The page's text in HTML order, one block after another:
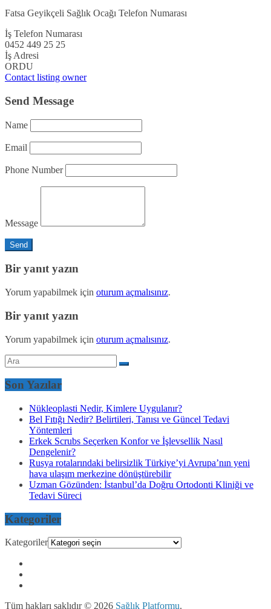
Fatsa Geyikçeli Sağlık Ocağı Telefon Numarası
İş Telefon Numarası
0452 449 25 25
İş Adresi
ORDU
Contact listing owner
Send Message
Name
Email
Phone Number
Message
Bir yanıt yazın
Yorum yapabilmek için oturum açmalısınız.
Bir yanıt yazın
Yorum yapabilmek için oturum açmalısınız.
Son Yazılar
Nükleoplasti Nedir, Kimlere Uygulanır?
Bel Fıtığı Nedir? Belirtileri, Tanısı ve Güncel Tedavi
Yöntemleri
Erkek Scrubs Seçerken Konfor ve İşlevsellik Nasıl
Dengelenir?
Rusya rotalarındaki belirsizlik Türkiye’yi Avrupa’nın yeni
hava ulaşım merkezine dönüştürebilir
Uzman Gözünden: İstanbul’da Doğru Ortodonti Kliniği ve
Tedavi Süreci
Kategoriler
Kategoriler
Tüm hakları saklıdır © 2026 Sağlık Platformu.